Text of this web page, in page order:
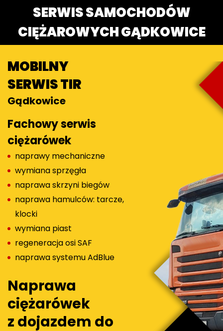
SERWIS SAMOCHODÓW
CIĘŻAROWYCH GĄDKOWICE
MOBILNY
SERWIS TIR
Gądkowice
Fachowy serwis
ciężarówek
naprawy mechaniczne
wymiana sprzęgła
naprawa skrzyni biegów
naprawa hamulców: tarcze,
klocki
wymiana piast
regeneracja osi SAF
naprawa systemu AdBlue
Naprawa
ciężarówek
z dojazdem do